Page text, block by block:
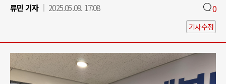
류민 기자
2025.05.09. 17:08 0
기사수정